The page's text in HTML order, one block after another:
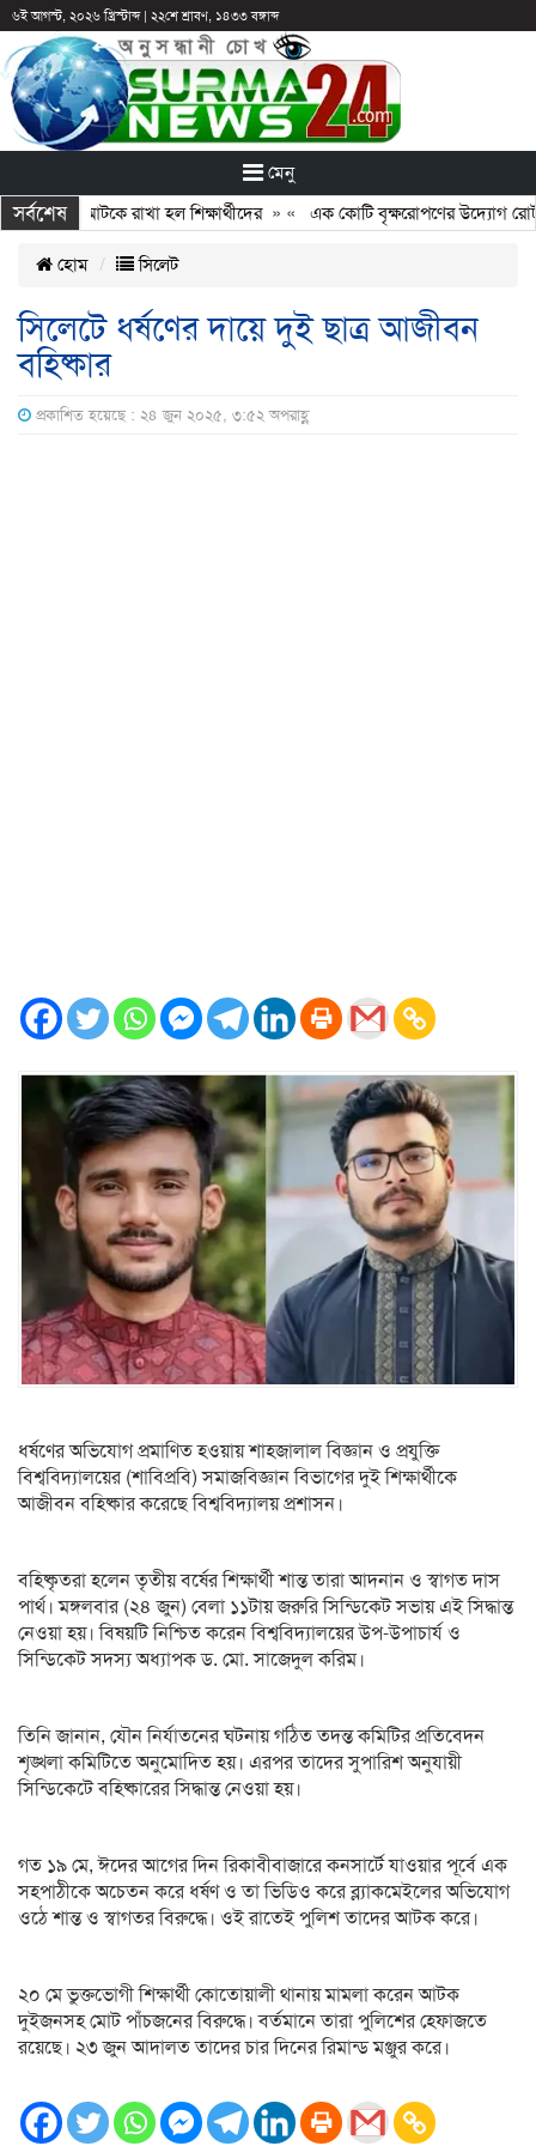
৬ই আগস্ট, ২০২৬ খ্রিস্টাব্দ| ২২শে শ্রাবণ, ১৪৩৩ বঙ্গাব্দ
মেনু
সর্বশেষ
পরও আটকে রাখা হল শিক্ষার্থীদের» « এক কোটি বৃক্ষরোপণের উদ্যোগ
হোম সিলেট
সিলেটে ধর্ষণের দায়ে দুই ছাত্র আজীবন
বহিষ্কার
প্রকাশিত হয়েছে : ২৪ জুন ২০২৫, ৩:৫২ অপরাহ্ণ
ধর্ষণের অভিযোগ প্রমাণিত হওয়ায় শাহজালাল বিজ্ঞান ও প্রযুক্তি
বিশ্ববিদ্যালয়ের (শাবিপ্রবি) সমাজবিজ্ঞান বিভাগের দুই শিক্ষার্থীকে
আজীবন বহিষ্কার করেছে বিশ্ববিদ্যালয় প্রশাসন।
বহিষ্কৃতরা হলেন তৃতীয় বর্ষের শিক্ষার্থী শান্ত তারা আদনান ও স্বাগত দাস
পার্থ। মঙ্গলবার (২৪ জুন) বেলা ১১টায় জরুরি সিন্ডিকেট সভায় এই সিদ্ধান্ত
নেওয়া হয়। বিষয়টি নিশ্চিত করেন বিশ্ববিদ্যালয়ের উপ-উপাচার্য ও
সিন্ডিকেট সদস্য অধ্যাপক ড. মো. সাজেদুল করিম।
তিনি জানান, যৌন নির্যাতনের ঘটনায় গঠিত তদন্ত কমিটির প্রতিবেদন
শৃঙ্খলা কমিটিতে অনুমোদিত হয়। এরপর তাদের সুপারিশ অনুযায়ী
সিন্ডিকেটে বহিষ্কারের সিদ্ধান্ত নেওয়া হয়।
গত ১৯ মে, ঈদের আগের দিন রিকাবীবাজারে কনসার্টে যাওয়ার পূর্বে এক
সহপাঠীকে অচেতন করে ধর্ষণ ও তা ভিডিও করে ব্ল্যাকমেইলের অভিযোগ
ওঠে শান্ত ও স্বাগতর বিরুদ্ধে। ওই রাতেই পুলিশ তাদের আটক করে।
২০ মে ভুক্তভোগী শিক্ষার্থী কোতোয়ালী থানায় মামলা করেন আটক
দুইজনসহ মোট পাঁচজনের বিরুদ্ধে। বর্তমানে তারা পুলিশের হেফাজতে
রয়েছে। ২৩ জুন আদালত তাদের চার দিনের রিমান্ড মঞ্জুর করে।